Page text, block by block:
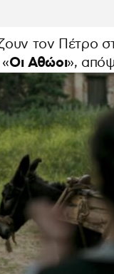
τον Πέτρο
Οι Αθώοι»,